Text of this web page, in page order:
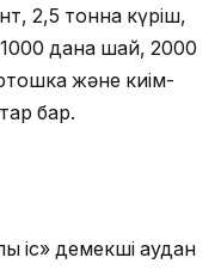
2,5 тонна күріш,
дана шай, 2000
және киім-
бар.
іс» демекші аудан